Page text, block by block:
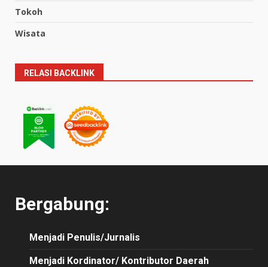
Tokoh
Wisata
RELASI BACKLINK
Bergabung:
Menjadi Penulis/Jurnalis
Menjadi Kordinator/ Kontributor Daerah